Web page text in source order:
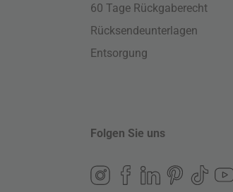
60 Tage Rückgaberecht
Rücksendeunterlagen
Entsorgung
Folgen Sie uns